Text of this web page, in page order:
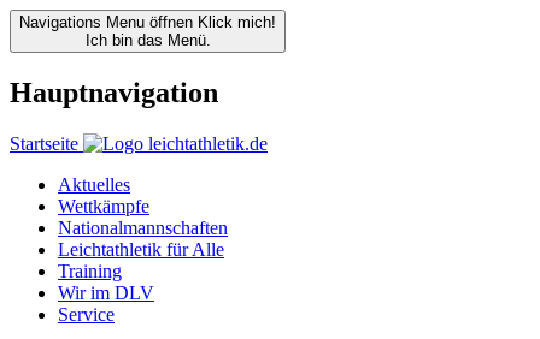
Navigations Menu öffnen Klick mich!
Ich bin das Menü.
Hauptnavigation
Startseite
Aktuelles
Wettkämpfe
Nationalmannschaften
Leichtathletik für Alle
Training
Wir im DLV
Service